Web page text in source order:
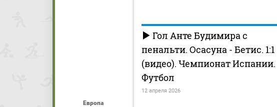
Европа
Гол Анте Будимира с
пенальти. Осасуна - Бетис. 1:1
(видео). Чемпионат Испании.
Футбол
12 апреля 2026